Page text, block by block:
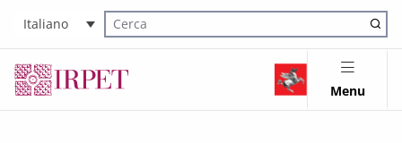
Italiano
Cerca nel sito
Menu